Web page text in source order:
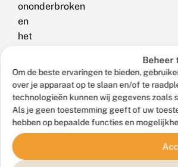
Beheer
Om de beste ervaringen te bieden,
over je apparaat op te slaan en/of te
technologieën kunnen wij gegevens zoals
Als je geen toestemming geeft of uw
hebben op bepaalde functies en
ononderbroken
en
het
halverwege
de
antennen
van
het
ontbreekt.